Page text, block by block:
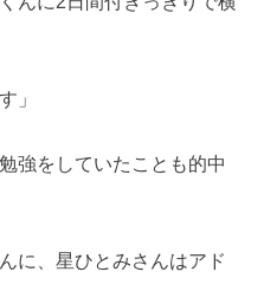
」
強をしていたことも的中
に、星ひとみさんはアド